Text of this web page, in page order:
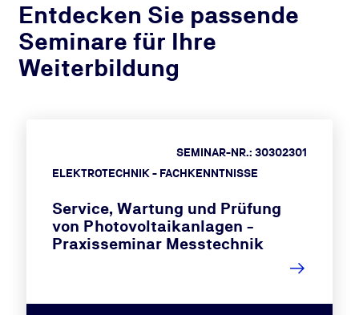
Entdecken Sie passende
Seminare für Ihre
Weiterbildung
ELEKTROTECHNIK - FACHKENNTNISSE
SEMINAR-NR.: 30302301
Service, Wartung und Prüfung
von Photovoltaikanlagen -
Praxisseminar Messtechnik